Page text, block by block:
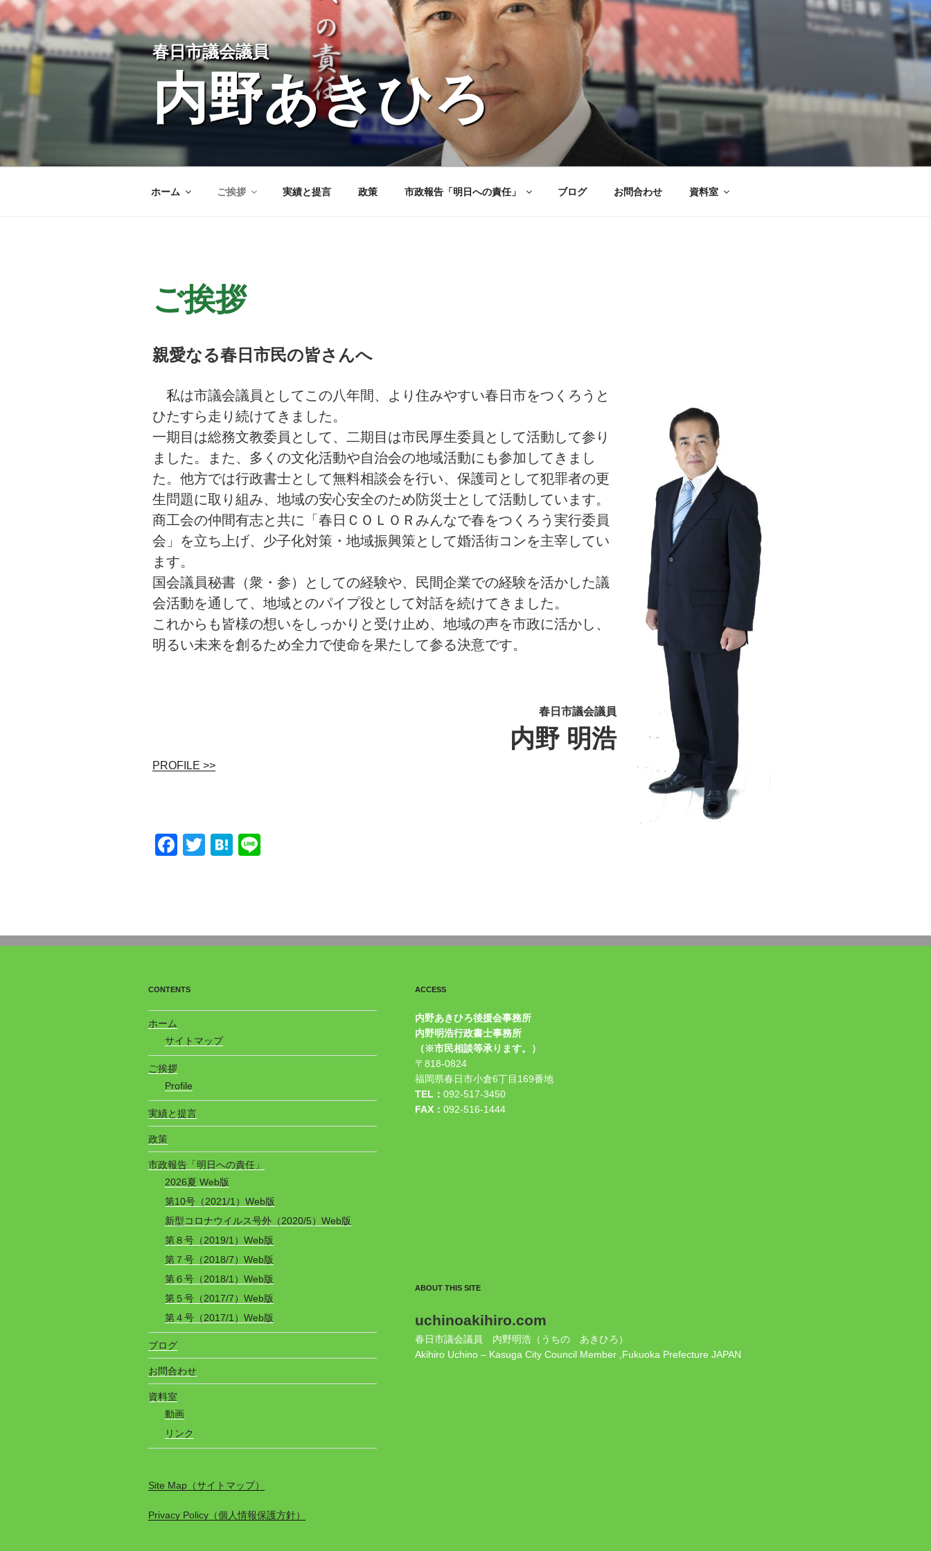
コ
ン
ン
プ
春日市議会議員
内野あきひろ
ホーム ご挨拶 実績と提言 政策 市政報告「明日への責任」 ブログ お問合わせ 資料室
ご挨拶
親愛なる春日市民の皆さんへ
私は市議会議員としてこの八年間、より住みやすい春日市をつくろうと
ひたすら走り続けてきました。
一期目は総務文教委員として、二期目は市民厚生委員として活動して参り
ました。また、多くの文化活動や自治会の地域活動にも参加してきまし
た。他方では行政書士として無料相談会を行い、保護司として犯罪者の更
生問題に取り組み、地域の安心安全のため防災士として活動しています。
商工会の仲間有志と共に「春日ＣＯＬＯＲみんなで春をつくろう実行委員
会」を立ち上げ、少子化対策・地域振興策として婚活街コンを主宰してい
ます。
国会議員秘書（衆・参）としての経験や、民間企業での経験を活かした議
会活動を通して、地域とのパイプ役として対話を続けてきました。
これからも皆様の想いをしっかりと受け止め、地域の声を市政に活かし、
明るい未来を創るため全力で使命を果たして参る決意です。
春日市議会議員
内野 明浩
PROFILE >>
F
b
k
T
H
a
CONTENTS
ホーム
サイトマップ
ご挨拶
Profile
実績と提言
政策
市政報告「明日への責任」
2026夏 Web版
第10号（2021/1）Web版
新型コロナウイルス号外（2020/5）Web版
第８号（2019/1）Web版
第７号（2018/7）Web版
第６号（2018/1）Web版
第５号（2017/7）Web版
第４号（2017/1）Web版
ブログ
お問合わせ
資料室
動画
リンク
Site Map（サイトマップ）
Privacy Policy（個人情報保護方針）
ACCESS
内野あきひろ後援会事務所
内野明浩行政書士事務所
（※市民相談等承ります。）
〒818-0824
福岡県春日市小倉6丁目169番地
TEL： 092-517-3450
FAX： 092-516-1444
ABOUT THIS SITE
uchinoakihiro.com
春日市議会議員 内野明浩（うちの あきひろ）
Akihiro Uchino – Kasuga City Council Member ,Fukuoka Prefecture JAPAN